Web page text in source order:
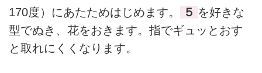
170度）にあたためはじめます。
５ を好きな
型でぬき、花をおきます。指でギュッとおす
と取れにくくなります。